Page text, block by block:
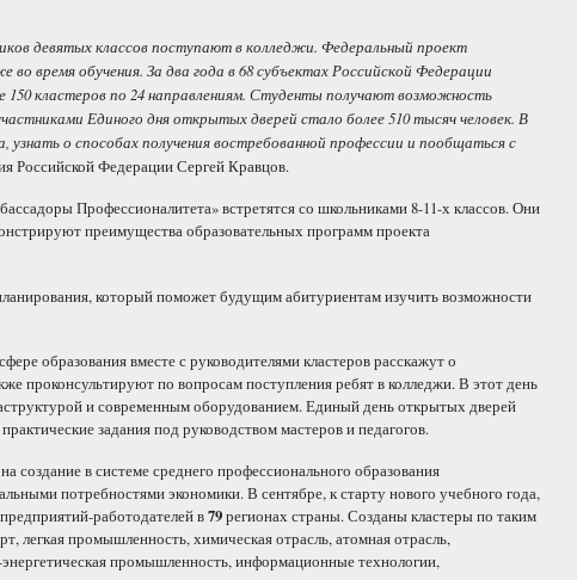
девятых классов поступают в колледжи. Федеральный проект
время обучения. За два года в 68 субъектах Российской Федерации
кластеров по 24 направлениям. Студенты получают возможность
Единого дня открытых дверей стало более 510 тысяч человек. В
о способах получения востребованной профессии и пообщаться с
Российской Федерации Сергей Кравцов.
Профессионалитета» встретятся со школьниками 8-11-х классов. Они
преимущества образовательных программ проекта
который поможет будущим абитуриентам изучить возможности
образования вместе с руководителями кластеров расскажут о
проконсультируют по вопросам поступления ребят в колледжи. В этот день
и современным оборудованием. Единый день открытых дверей
задания под руководством мастеров и педагогов.
создание в системе среднего профессионального образования
потребностями экономики. В сентябре, к старту нового учебного года,
работодателей в79регионах страны. Созданы кластеры по таким
легкая промышленность, химическая отрасль, атомная отрасль,
промышленность, информационные технологии,